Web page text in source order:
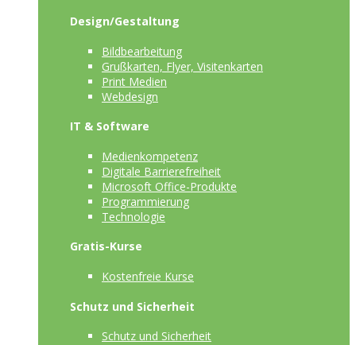
Design/Gestaltung
Bildbearbeitung
Grußkarten, Flyer, Visitenkarten
Print Medien
Webdesign
IT & Software
Medienkompetenz
Digitale Barrierefreiheit
Microsoft Office-Produkte
Programmierung
Technologie
Gratis-Kurse
Kostenfreie Kurse
Schutz und Sicherheit
Schutz und Sicherheit